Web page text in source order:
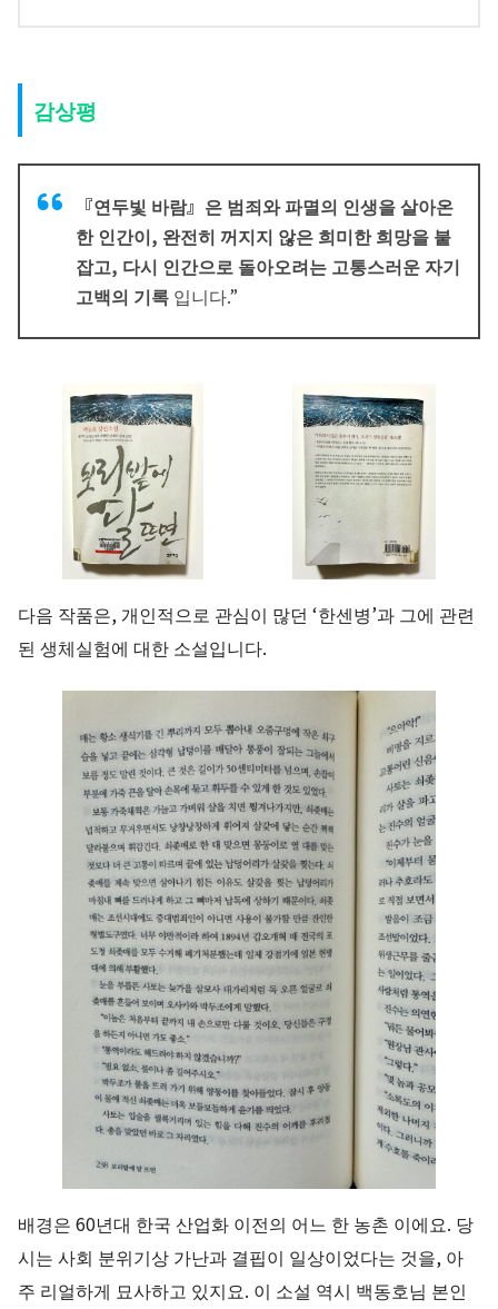
감상평
『연두빛 바람』은 범죄와 파멸의 인생을 살아온
한 인간이, 완전히 꺼지지 않은 희미한 희망을 붙
잡고, 다시 인간으로 돌아오려는 고통스러운 자기
고백의 기록 입니다.”
다음 작품은, 개인적으로 관심이 많던 ‘한센병’과 그에 관련
된 생체실험에 대한 소설입니다.
배경은 60년대 한국 산업화 이전의 어느 한 농촌 이에요. 당
시는 사회 분위기상 가난과 결핍이 일상이었다는 것을, 아
주 리얼하게 묘사하고 있지요. 이 소설 역시 백동호님 본인